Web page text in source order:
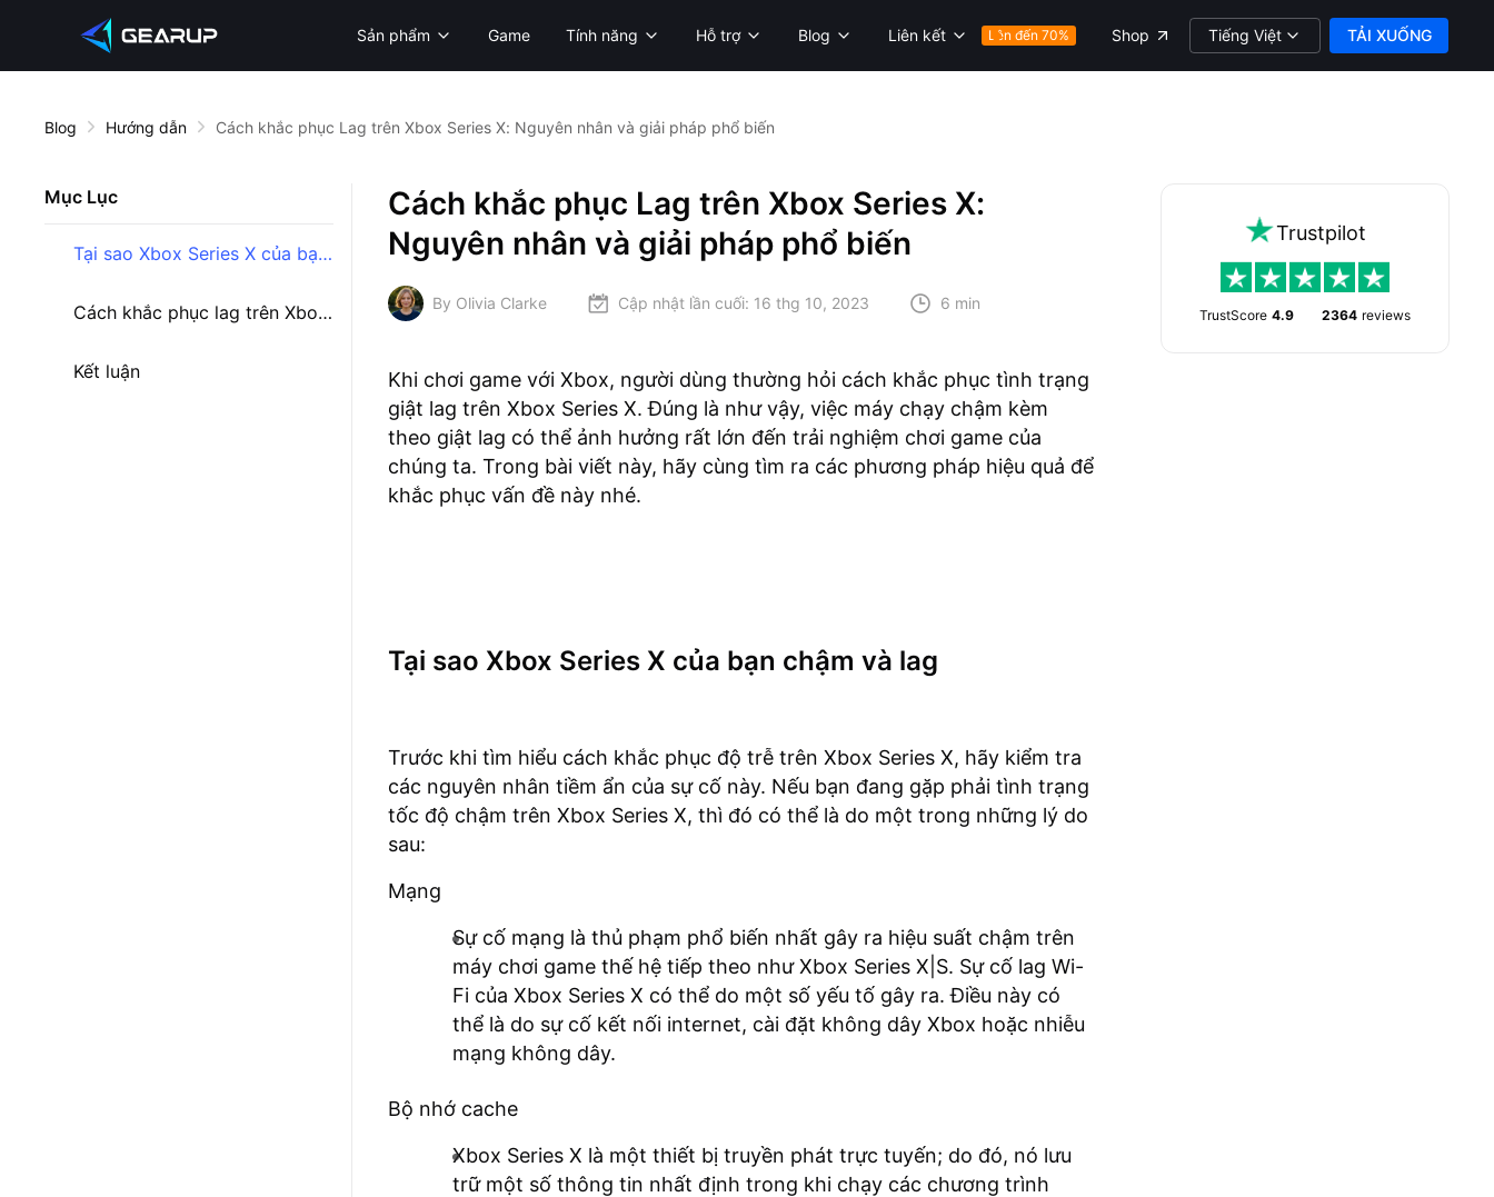
Sản phẩm Game Tính năng Hỗ trợ Blog Liên kết Lên đến 70% Shop Tiếng Việt TẢI XUỐNG
Blog Hướng dẫn Cách khắc phục Lag trên Xbox Series X: Nguyên nhân và giải pháp phổ biến
Mục Lục
Tại sao Xbox Series X của bạn chậm và lag
Cách khắc phục lag trên Xbox Series X
Kết luận
Cách khắc phục Lag trên Xbox Series X:
Nguyên nhân và giải pháp phổ biến
By Olivia Clarke Cập nhật lần cuối: 16 thg 10, 2023 6 min
Khi chơi game với Xbox, người dùng thường hỏi cách khắc phục tình trạng
giật lag trên Xbox Series X. Đúng là như vậy, việc máy chạy chậm kèm
theo giật lag có thể ảnh hưởng rất lớn đến trải nghiệm chơi game của
chúng ta. Trong bài viết này, hãy cùng tìm ra các phương pháp hiệu quả để
khắc phục vấn đề này nhé.
Tại sao Xbox Series X của bạn chậm và lag
Trước khi tìm hiểu cách khắc phục độ trễ trên Xbox Series X, hãy kiểm tra
các nguyên nhân tiềm ẩn của sự cố này. Nếu bạn đang gặp phải tình trạng
tốc độ chậm trên Xbox Series X, thì đó có thể là do một trong những lý do
sau:
Mạng
Sự cố mạng là thủ phạm phổ biến nhất gây ra hiệu suất chậm trên
máy chơi game thế hệ tiếp theo như Xbox Series X|S. Sự cố lag Wi-
Fi của Xbox Series X có thể do một số yếu tố gây ra. Điều này có
thể là do sự cố kết nối internet, cài đặt không dây Xbox hoặc nhiễu
mạng không dây.
Bộ nhớ cache
Xbox Series X là một thiết bị truyền phát trực tuyến; do đó, nó lưu
trữ một số thông tin nhất định trong khi chạy các chương trình
Trustpilot
TrustScore 4.9 2364 reviews